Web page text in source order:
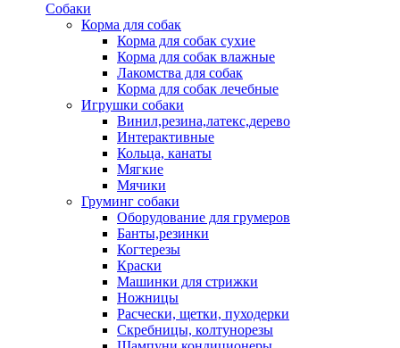
Собаки
Корма для собак
Корма для собак сухие
Корма для собак влажные
Лакомства для собак
Корма для собак лечебные
Игрушки собаки
Винил,резина,латекс,дерево
Интерактивные
Кольца, канаты
Мягкие
Мячики
Груминг собаки
Оборудование для грумеров
Банты,резинки
Когтерезы
Краски
Машинки для стрижки
Ножницы
Расчески, щетки, пуходерки
Скребницы, колтунорезы